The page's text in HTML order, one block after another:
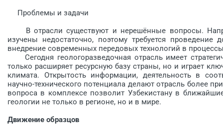
Проблемы и задачи
В отрасли существуют и нерешённые вопросы.
изучены недостаточно, поэтому требуется
внедрение современных передовых технологий в
Сегодня геологоразведочная отрасль имеет
только расширяет ресурсную базу страны, но и играет
климата. Открытость информации, деятельность в
научно-технического потенциала делают отрасль более
вопроса в комплексе позволит Узбекистану в
геологии не только в регионе, но и в мире.
Движение образцов